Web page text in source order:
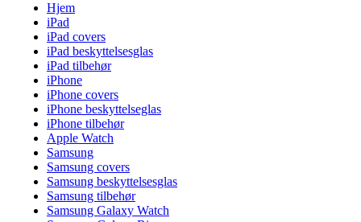
Hjem
iPad
iPad covers
iPad beskyttelsesglas
iPad tilbehør
iPhone
iPhone covers
iPhone beskyttelseglas
iPhone tilbehør
Apple Watch
Samsung
Samsung covers
Samsung beskyttelsesglas
Samsung tilbehør
Samsung Galaxy Watch